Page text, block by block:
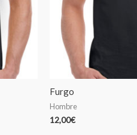
Furgo
Hombre
12,00€